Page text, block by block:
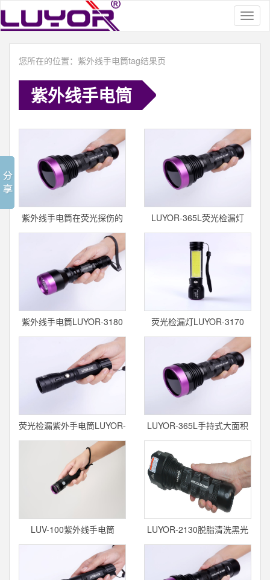
您所在的位置：紫外线手电筒tag结果页
紫外线手电筒
紫外线手电筒在荧光探伤的
应用
LUYOR-365L荧光检漏灯
紫外线手电筒LUYOR-3180 荧光检漏灯LUYOR-3170
荧光检漏紫外手电筒LUYOR-
3160
LUYOR-365L手持式大面积
表面检查
LUV-100紫外线手电筒
LUYOR-2130脱脂清洗黑光
灯